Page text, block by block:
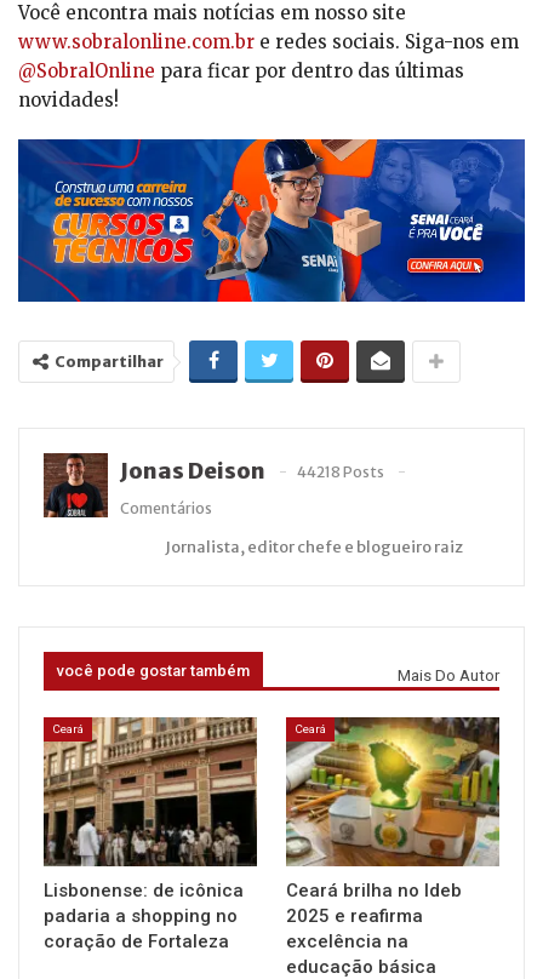
Você encontra mais notícias em nosso site
www.sobralonline.com.br e redes sociais. Siga-nos em
@SobralOnline para ficar por dentro das últimas
novidades!
Compartilhar
Jonas Deison
44218 Posts
Comentários
Jornalista, editor chefe e blogueiro raiz
você pode gostar também Mais Do Autor
Ceará
Lisbonense: de icônica
padaria a shopping no
coração de Fortaleza
Ceará
Ceará brilha no Ideb
2025 e reafirma
excelência na
educação básica